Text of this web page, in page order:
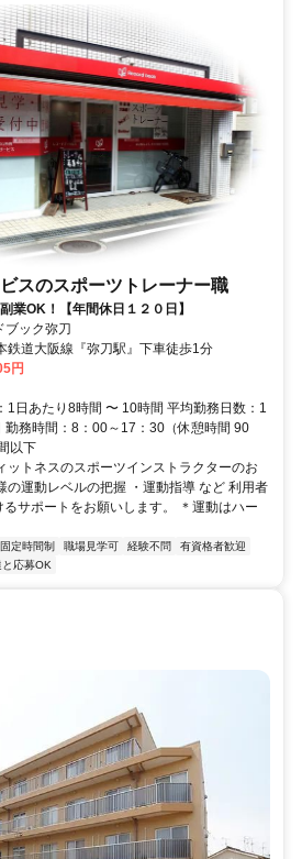
スのスポーツトレーナー職
業OK！【年間休日１２０日】
ック弥刀
鉄道大阪線『弥刀駅』下車徒歩1分
円
1日あたり8時間 〜 10時間 平均勤務日数：1
勤務時間：8：00～17：30（休憩時間 90
以下
ットネスのスポーツインストラクターのお
の運動レベルの把握 ・運動指導 など 利用者
サポートをお願いします。 ＊運動はハー
固定時間制 職場見学可 経験不問
有資格者歓迎
と応募OK